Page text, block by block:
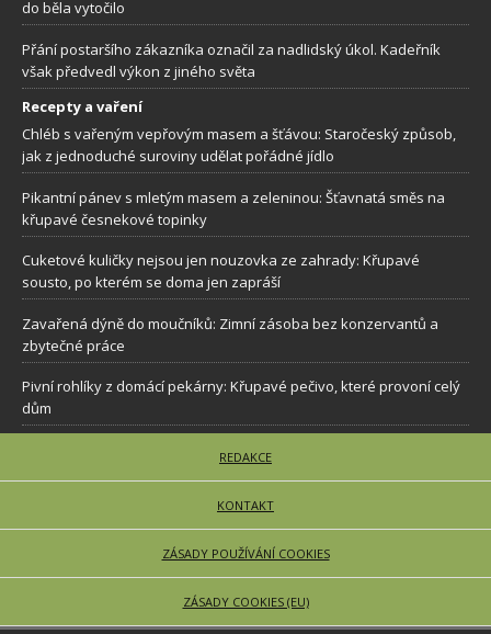
do běla vytočilo
Přání postaršího zákazníka označil za nadlidský úkol. Kadeřník
však předvedl výkon z jiného světa
Recepty a vaření
Chléb s vařeným vepřovým masem a šťávou: Staročeský způsob,
jak z jednoduché suroviny udělat pořádné jídlo
Pikantní pánev s mletým masem a zeleninou: Šťavnatá směs na
křupavé česnekové topinky
Cuketové kuličky nejsou jen nouzovka ze zahrady: Křupavé
sousto, po kterém se doma jen zapráší
Zavařená dýně do moučníků: Zimní zásoba bez konzervantů a
zbytečné práce
Pivní rohlíky z domácí pekárny: Křupavé pečivo, které provoní celý
dům
REDAKCE
KONTAKT
ZÁSADY POUŽÍVÁNÍ COOKIES
ZÁSADY COOKIES (EU)